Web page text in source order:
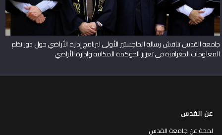
جامعة القدس تناقش رسالة الماجستير الأولى لبرنامج إدارة الأراضي حول دور نظم